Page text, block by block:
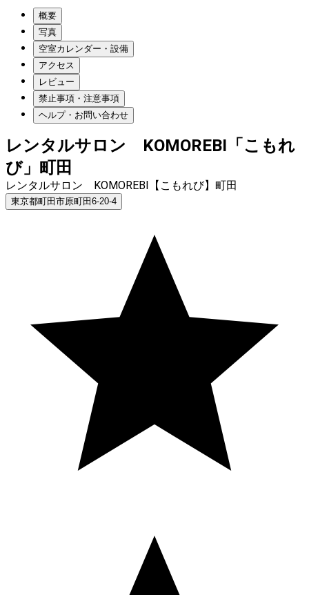
概要
写真
空室カレンダー・設備
アクセス
レビュー
禁止事項・注意事項
ヘルプ・お問い合わせ
レンタルサロン KOMOREBI「こもれ
び」町田
レンタルサロン KOMOREBI【こもれび】町田
東京都町田市原町田6-20-4